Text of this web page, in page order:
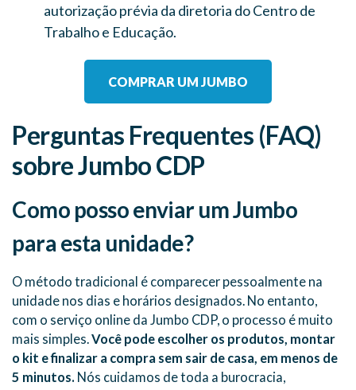
autorização prévia da diretoria do Centro de
Trabalho e Educação.
COMPRAR UM JUMBO
Perguntas Frequentes (FAQ)
sobre Jumbo CDP
Como posso enviar um Jumbo
para esta unidade?
O método tradicional é comparecer pessoalmente na
unidade nos dias e horários designados. No entanto,
com o serviço online da Jumbo CDP, o processo é muito
mais simples.Você pode escolher os produtos, montar
o kit e finalizar a compra sem sair de casa, em menos de
5 minutos. Nós cuidamos de toda a burocracia,